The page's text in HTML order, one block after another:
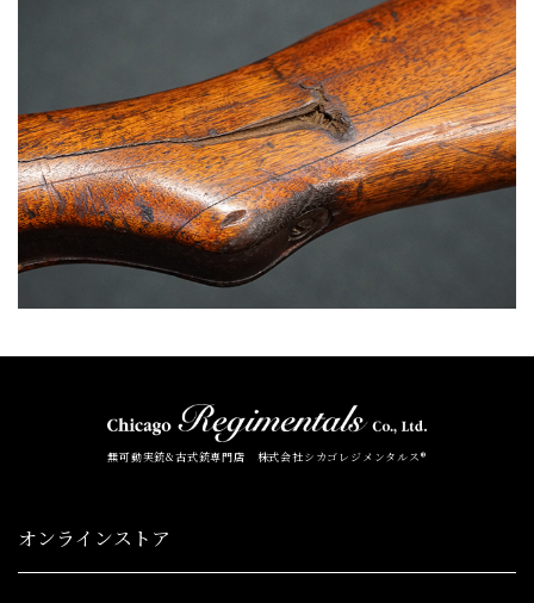
無可動実銃&古式銃専門店 株式会社シカゴレジメンタルス®
オンラインストア